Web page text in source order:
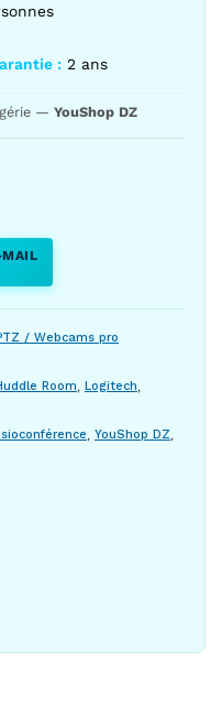
: 2 ans
— YouShop DZ
MAIL
/ Webcams pro
Room, Logitech,
, YouShop DZ,